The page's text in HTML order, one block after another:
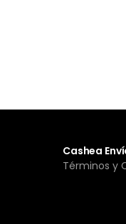
Cashea
Términos y